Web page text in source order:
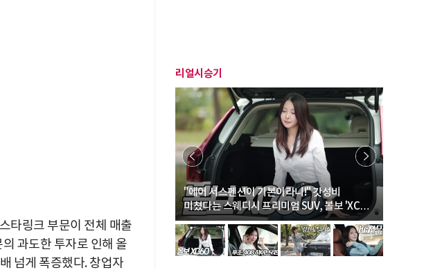
타링크 부문이 전체 매출
과도한 투자로 인해 올
넘게 폭증했다. 창업자
리얼시승기
"에어 서스펜션이 기본이라니!" 갓성비
미쳤다는 스웨디시 프리미엄 SUV, 볼보 'XC60
B5 울트라'